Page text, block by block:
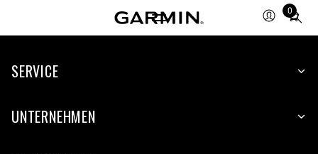
0
Total
items
cart:
SERVICE
UNTERNEHMEN